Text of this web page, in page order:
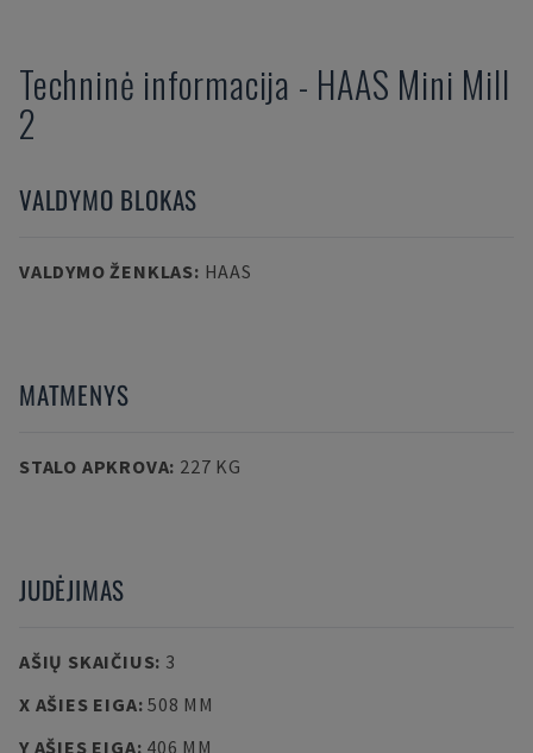
Techninė informacija - HAAS Mini Mill
2
VALDYMO BLOKAS
VALDYMO ŽENKLAS: HAAS
MATMENYS
STALO APKROVA: 227 KG
JUDĖJIMAS
AŠIŲ SKAIČIUS: 3
X AŠIES EIGA:508 MM
Y AŠIES EIGA: 406 MM